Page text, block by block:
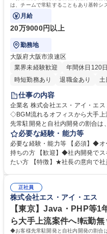
は、チームで常駐することもあり基幹シ
ます！また自社内開発チームとのブリッ
月給
20万9000円以上
勤務地
大阪府大阪市浪速区
業界未経験歓迎
年間休日120
時短勤務あり
退職金あり 土
仕事の内容
企業名 株式会社エス・アイ・エス 求人名 【大阪】Java・PHP等1年以上
◇BGM流れるオフィスから大手上流案件へ！
先常駐開発と自社内開発の割合
常駐は、チームで常駐することも
ら携わることもあります！また自社内
たし開発をスムーズに進める役割
に関わっていただき、適性を見な
hon 【開発環境】Oracle、PostgreSQL、JBOSS
a・PHP等1年以上◇BGM流れるオ
必要な経験・能力等
必要な経験・能力等 【必須】◆
持ちの方 【歓迎】◆社内開発で
たい方 【特徴】★社長の意向で
★要件定義から係ることのできる
Sを広める側の企業。協会理事と
術面で長いつながりがあります
程も含め開発スキルを積めます。 学歴・資格 学歴：大学院 大学 高専 短大
専修学校 高校 語学力： 資格：
正社員
株式会社エス・アイ・エス
【東京】Java・PHP等1
ら大手上流案件へ!転勤
◆お客様先常駐開発と自社内開発の割合